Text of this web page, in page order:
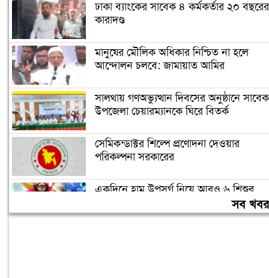
ঢাকা ব্যাংকের সাবেক ৪ কর্মকর্তার ২০ বছরের
কারাদণ্ড
মানুষের মৌলিক অধিকার নিশ্চিত না হলে
আন্দোলন চলবে: জামায়াত আমির
সালথায় গণঅভ্যুত্থান দিবসের অনুষ্ঠানে সাবেক
উপজেলা চেয়ারম্যানকে ঘিরে বিতর্ক
সেমিকন্ডাক্টর শিল্পে প্রণোদনা দেওয়ার
পরিকল্পনা সরকারের
একদিনে হাম উপসর্গ নিয়ে আরও ৬ শিশুর
সব